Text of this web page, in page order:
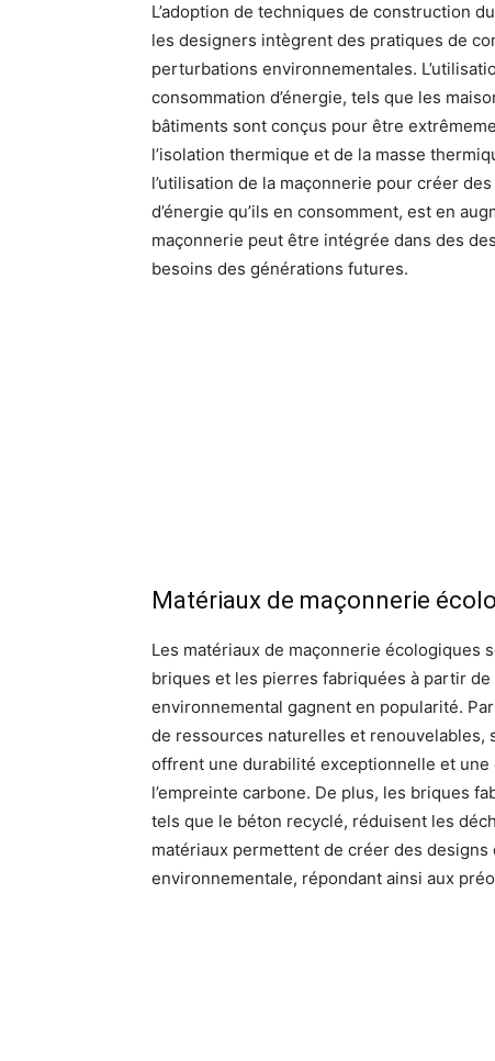
L’adoption de techniques de construction
les designers intègrent des pratiques de
perturbations environnementales.
consommation d’énergie, tels que les
bâtiments sont conçus pour être
l’isolation thermique et de la masse
l’utilisation de la maçonnerie pour créer
d’énergie qu’ils en consomment, est en
maçonnerie peut être intégrée dans des
besoins des générations futures.
Matériaux de maçonnerie
Les matériaux de maçonnerie écologiques
briques et les pierres fabriquées à partir
environnemental gagnent en popularité.
de ressources naturelles et
offrent une durabilité exceptionnelle et
l’empreinte carbone. De plus, les briques
tels que le béton recyclé, réduisent les
matériaux permettent de créer des
environnementale, répondant ainsi aux